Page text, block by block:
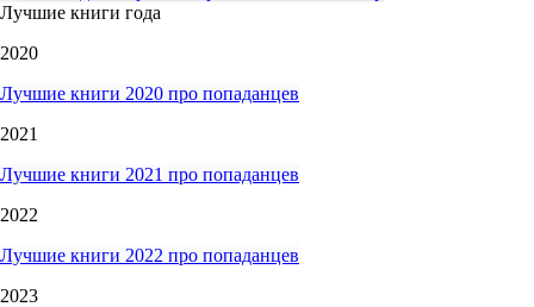
Лучшие книги года
2020
Лучшие книги 2020 про попаданцев
2021
Лучшие книги 2021 про попаданцев
2022
Лучшие книги 2022 про попаданцев
2023